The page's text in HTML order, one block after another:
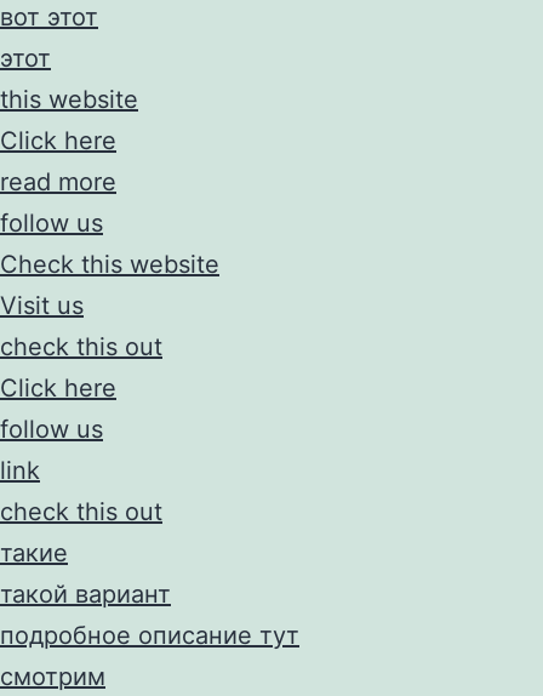
вот этот
этот
this website
Click here
read more
follow us
Check this website
Visit us
check this out
Click here
follow us
link
check this out
такие
такой вариант
подробное описание тут
смотрим